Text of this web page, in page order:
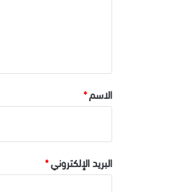
*الاسم*
البريد الإلكتروني*